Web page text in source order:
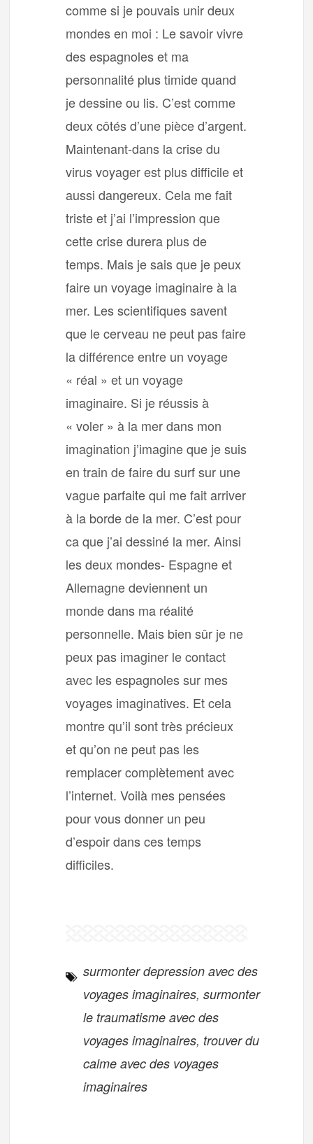
comme si je pouvais unir deux
mondes en moi : Le savoir vivre
des espagnoles et ma
personnalité plus timide quand
je dessine ou lis. C’est comme
deux côtés d’une pièce d’argent.
Maintenant-dans la crise du
virus voyager est plus difficile et
aussi dangereux. Cela me fait
triste et j’ai l’impression que
cette crise durera plus de
temps. Mais je sais que je peux
faire un voyage imaginaire à la
mer. Les scientifiques savent
que le cerveau ne peut pas faire
la différence entre un voyage
« réal » et un voyage
imaginaire. Si je réussis à
« voler » à la mer dans mon
imagination j’imagine que je suis
en train de faire du surf sur une
vague parfaite qui me fait arriver
à la borde de la mer. C’est pour
ca que j’ai dessiné la mer. Ainsi
les deux mondes- Espagne et
Allemagne deviennent un
monde dans ma réalité
personnelle. Mais bien sûr je ne
peux pas imaginer le contact
avec les espagnoles sur mes
voyages imaginatives. Et cela
montre qu’il sont très précieux
et qu’on ne peut pas les
remplacer complètement avec
l’internet. Voilà mes pensées
pour vous donner un peu
d’espoir dans ces temps
difficiles.
surmonter depression avec des
voyages imaginaires,surmonter
le traumatisme avec des
voyages imaginaires, trouver du
calme avec des voyages
imaginaires